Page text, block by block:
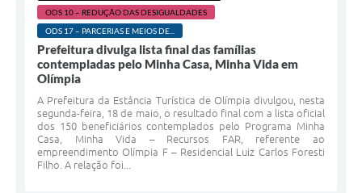
ODS 10 – REDUÇÃO DAS DESIGUALDADES
ODS 17 – PARCERIAS E MEIOS DE...
Prefeitura divulga lista final das famílias
contempladas pelo Minha Casa, Minha Vida em
Olímpia
A Prefeitura da Estância Turística de Olímpia divulgou, nesta
segunda-feira, 18 de maio, o resultado final com a lista oficial
dos 150 beneficiários contemplados pelo Programa Minha
Casa, Minha Vida – Recursos FAR, referente ao
empreendimento Olímpia F – Residencial Luiz Carlos Foresti
Filho. A relação foi...